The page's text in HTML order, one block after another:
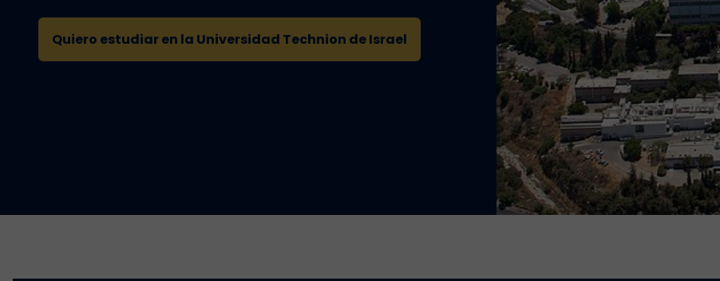
Quiero estudiar en la Universidad Technion de Israel